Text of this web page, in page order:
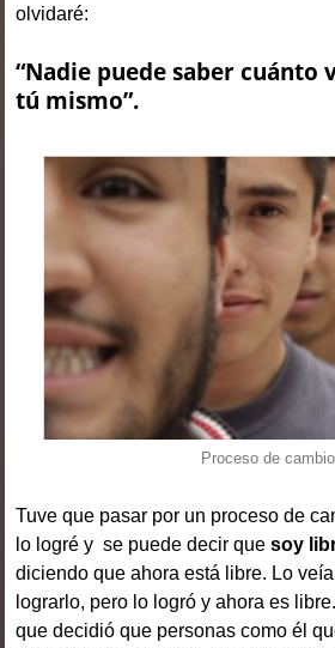
olvidaré:
“Nadie puede saber cuánto
tú mismo”.
Proceso de cambio
Tuve que pasar por un proceso de
lo logré y se puede decir quesoy
diciendo que ahora está libre. Lo
lograrlo, pero lo logró y ahora es
que decidió que personas como él